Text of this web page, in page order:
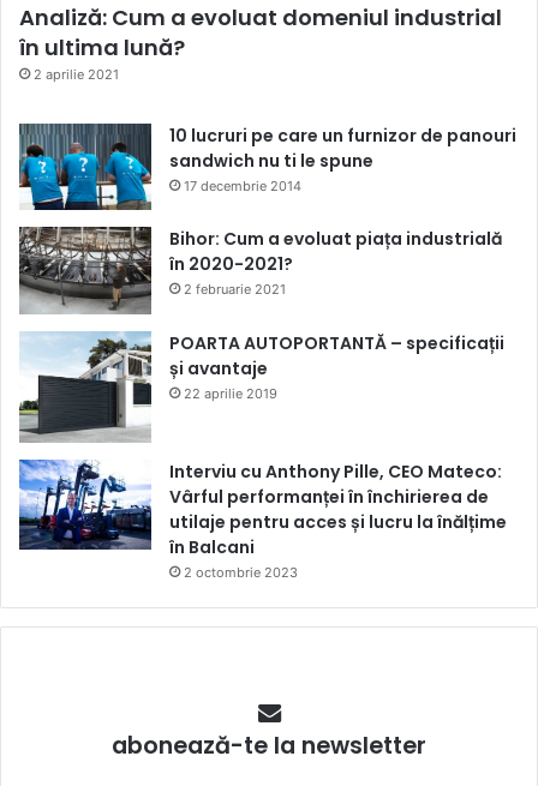
Analiză: Cum a evoluat domeniul industrial
în ultima lună?
2 aprilie 2021
10 lucruri pe care un furnizor de panouri
sandwich nu ti le spune
17 decembrie 2014
Bihor: Cum a evoluat piața industrială
în 2020-2021?
2 februarie 2021
POARTA AUTOPORTANTĂ – specificații
și avantaje
22 aprilie 2019
Interviu cu Anthony Pille, CEO Mateco:
Vârful performanței în închirierea de
utilaje pentru acces și lucru la înălțime
în Balcani
2 octombrie 2023
abonează-te la newsletter